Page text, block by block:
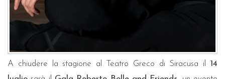
A chiudere la stagione al Teatro Greco di Siracusa il 14